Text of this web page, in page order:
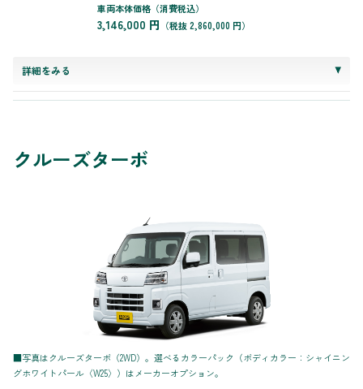
車両本体価格（消費税込）
3,146,000 円 （税抜 2,860,000 円）
詳細をみる
クルーズターボ
■写真はクルーズターボ（2WD）。選べるカラーパック（ボディカラー：シャイニン
グホワイトパール〈W25〉）はメーカーオプション。